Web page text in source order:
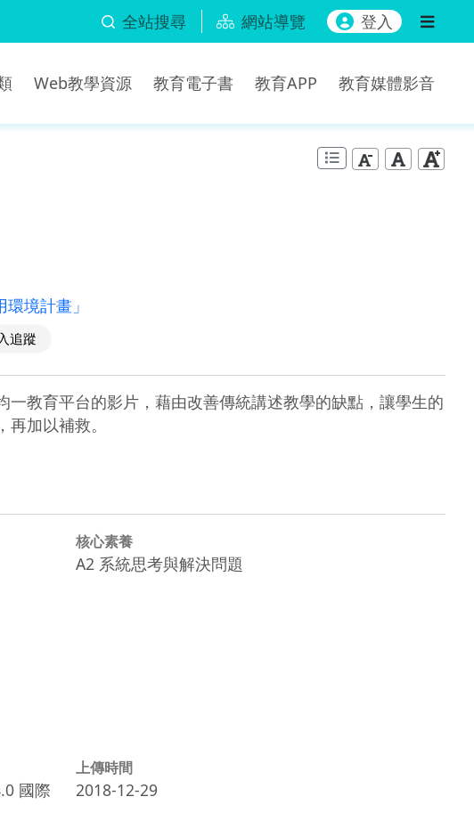
全站搜尋 網站導覽 登入
Web教學資源 教育電子書 教育APP 教育媒體影音
境計畫」
追蹤
教育平台的影片，藉由改善傳統講述教學的缺點，讓學生的
加以補救。
核心素養
A2 系統思考與解決問題
國際
上傳時間
2018-12-29